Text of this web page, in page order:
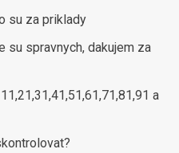
su za priklady
su spravnych, dakujem za
a